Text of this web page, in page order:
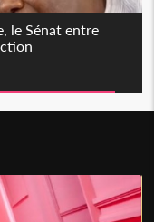
le Sénat entre